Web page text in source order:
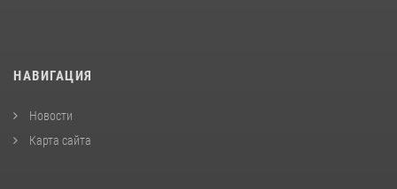
НАВИГАЦИЯ
Новости
Карта сайта